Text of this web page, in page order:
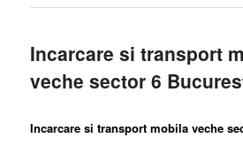
Incarcare si transport
veche sector 6
Incarcare si transport mobila veche